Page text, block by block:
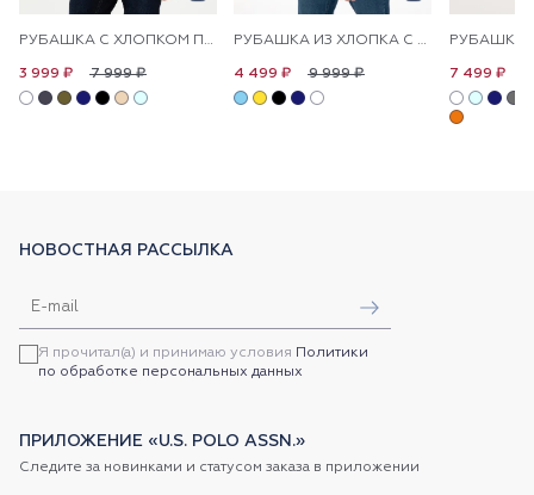
РУБАШКА С ХЛОПКОМ ПРИТАЛЕННАЯ
7 999 ₽
3 999 ₽
РУБАШКА ИЗ ХЛОПКА С УЗОРОМ ПРЯМАЯ
9 999 ₽
4 499 ₽ 7 499 ₽
НОВОСТНАЯ РАССЫЛКА
Я прочитал(а) и принимаю условия Политики
по обработке персональных данных
ПРИЛОЖЕНИЕ «U.S. POLO ASSN.»
Следите за новинками и статусом заказа в приложении